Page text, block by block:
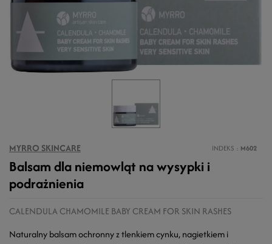
MYRRO SKINCARE INDEKS M602
Balsam dla niemowląt na wysypki i
podrażnienia
CALENDULA CHAMOMILE BABY CREAM FOR SKIN RASHES
Naturalny balsam ochronny z tlenkiem cynku, nagietkiem i